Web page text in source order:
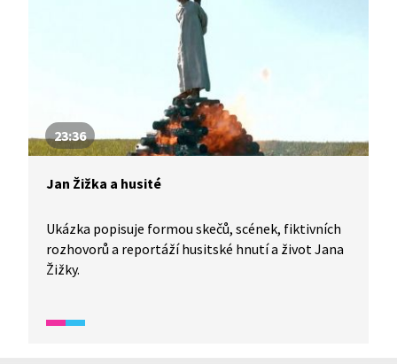
23:36
Jan Žižka a husité
Ukázka popisuje formou skečů, scének, fiktivních
rozhovorů a reportáží husitské hnutí a život Jana
Žižky.